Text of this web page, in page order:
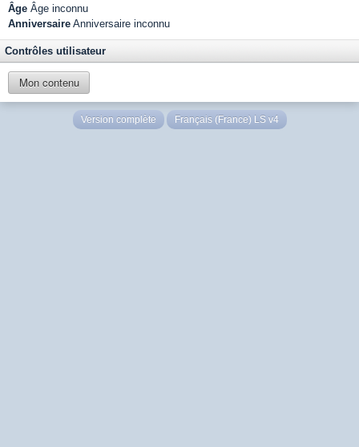
Âge Âge inconnu
Anniversaire Anniversaire inconnu
Contrôles utilisateur
Mon contenu
Version complète Français (France) LS v4